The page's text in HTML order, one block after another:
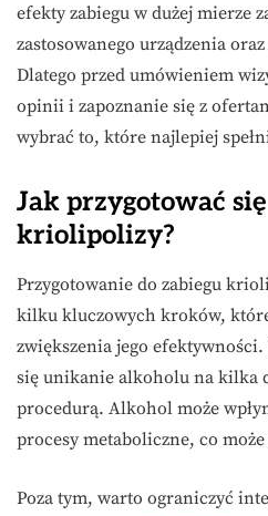
efekty zabiegu w dużej mierze
zastosowanego urządzenia
Dlatego przed umówieniem
opinii i zapoznanie się z
wybrać to, które najlepiej
Jak przygotować
kriolipolizy?
Przygotowanie do zabiegu
kilku kluczowych kroków,
zwiększenia jego
się unikanie alkoholu na kilka
procedurą. Alkohol może
procesy metaboliczne, co
Poza tym, warto ograniczyć